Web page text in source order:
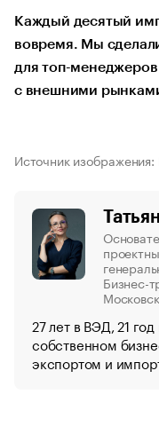
Каждый десятый
вовремя. Мы
для топ-
с внешними
Источник
Бизнес-
27 лет в ВЭД, 21
собственном
экспортом и